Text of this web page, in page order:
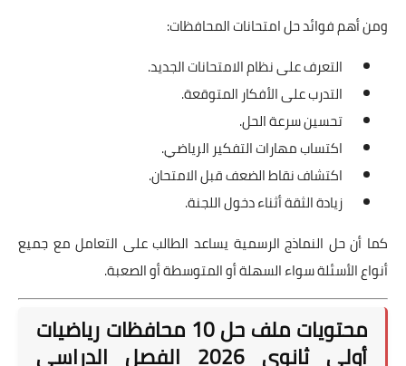
ومن أهم فوائد حل امتحانات المحافظات:
التعرف على نظام الامتحانات الجديد.
التدرب على الأفكار المتوقعة.
تحسين سرعة الحل.
اكتساب مهارات التفكير الرياضي.
اكتشاف نقاط الضعف قبل الامتحان.
زيادة الثقة أثناء دخول اللجنة.
كما أن حل النماذج الرسمية يساعد الطالب على التعامل مع جميع
أنواع الأسئلة سواء السهلة أو المتوسطة أو الصعبة.
محتويات ملف حل 10 محافظات رياضيات
أولى ثانوي 2026 الفصل الدراسي